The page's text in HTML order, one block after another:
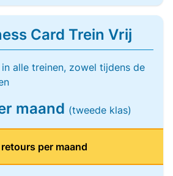
Card Trein Vrij
alle treinen, zowel tijdens de
maand (tweede klas)
per maand